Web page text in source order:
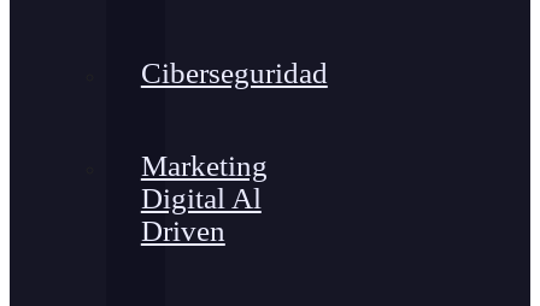
Ciberseguridad
Marketing
Digital Al
Driven